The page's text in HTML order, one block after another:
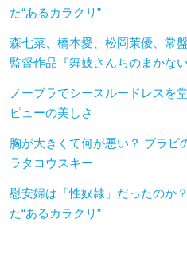
た“あるカラクリ”
森七菜、橋本愛、松岡茉優、常
監督作品『舞妓さんちのまかない
ノーブラでシースルードレスを
ピューの美しさ
胸が大きくて何が悪い？ ブラピ
ラタコウスキー
慰安婦は「性奴隷」だったのか
た“あるカラクリ”